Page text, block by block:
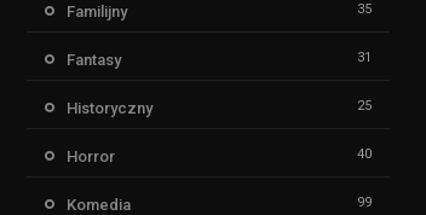
Familijny 35
Fantasy 31
Historyczny 25
Horror 40
Komedia 99